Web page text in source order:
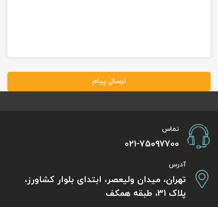
ارسال پیام
تماس
021-75097700
آدرس
تهران، میدان ولیعصر، ابتدای بلوار کشاورز،
پلاک 31، طبقه همکف